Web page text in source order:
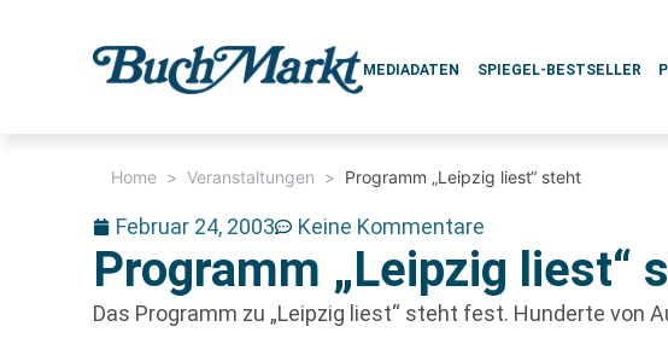
MEDIADATEN SPIEGEL-BESTSELLER
Home > Veranstaltungen > Programm „Leipzig liest“ steht
Februar 24, 2003 Keine Kommentare
Programm „Leipzig liest“
Das Programm zu „Leipzig liest“ steht fest. Hunderte von